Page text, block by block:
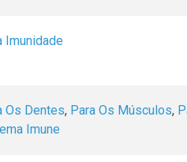
Imunidade
Os Dentes, Para Os Músculos,
Imune